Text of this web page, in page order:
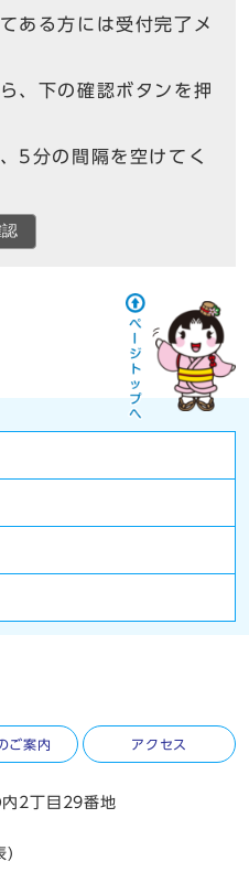
ある方には受付完了メ
、下の確認ボタンを押
5分の間隔を空けてく
ご案内 アクセス
2丁目29番地
)